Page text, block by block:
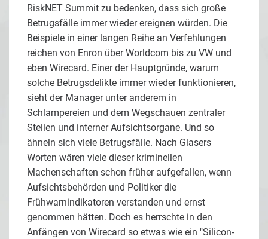
RiskNET Summit zu bedenken, dass sich große
Betrugsfälle immer wieder ereignen würden. Die
Beispiele in einer langen Reihe an Verfehlungen
reichen von Enron über Worldcom bis zu VW und
eben Wirecard. Einer der Hauptgründe, warum
solche Betrugsdelikte immer wieder funktionieren,
sieht der Manager unter anderem in
Schlampereien und dem Wegschauen zentraler
Stellen und interner Aufsichtsorgane. Und so
ähneln sich viele Betrugsfälle. Nach Glasers
Worten wären viele dieser kriminellen
Machenschaften schon früher aufgefallen, wenn
Aufsichtsbehörden und Politiker die
Frühwarnindikatoren verstanden und ernst
genommen hätten. Doch es herrschte in den
Anfängen von Wirecard so etwas wie ein "Silicon-